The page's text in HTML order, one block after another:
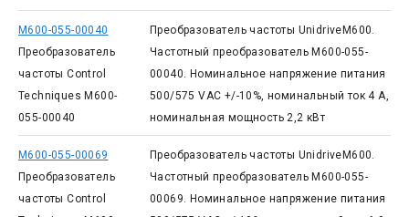
M600-055-00040
Преобразователь
частоты Control
Techniques M600-
055-00040
Преобразователь частоты UnidriveM600.
Частотный преобразователь M600-055-
00040. Номинальное напряжение питания
500/575 VAC +/-10%, номинальный ток 4 А,
номинальная мощность 2,2 кВт
M600-055-00069
Преобразователь
частоты Control
Преобразователь частоты UnidriveM600.
Частотный преобразователь M600-055-
00069. Номинальное напряжение питания